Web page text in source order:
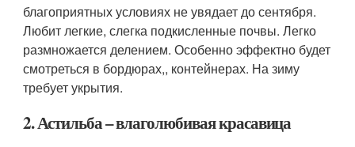
благоприятных условиях не увядает до сентября.
Любит легкие, слегка подкисленные почвы. Легко
размножается делением. Особенно эффектно будет
смотреться в бордюрах,, контейнерах. На зиму
требует укрытия.
2. Астильба – влаголюбивая красавица